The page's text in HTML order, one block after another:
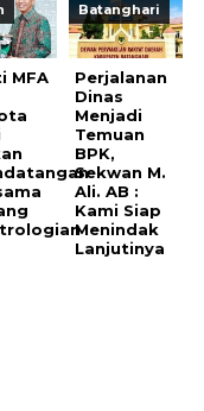
MFA
Batanghari
Perjalanan
Dinas
Menjadi
Temuan
BPK,
Sekwan M.
Ali. AB :
Kami Siap
Menindak
Lanjutinya